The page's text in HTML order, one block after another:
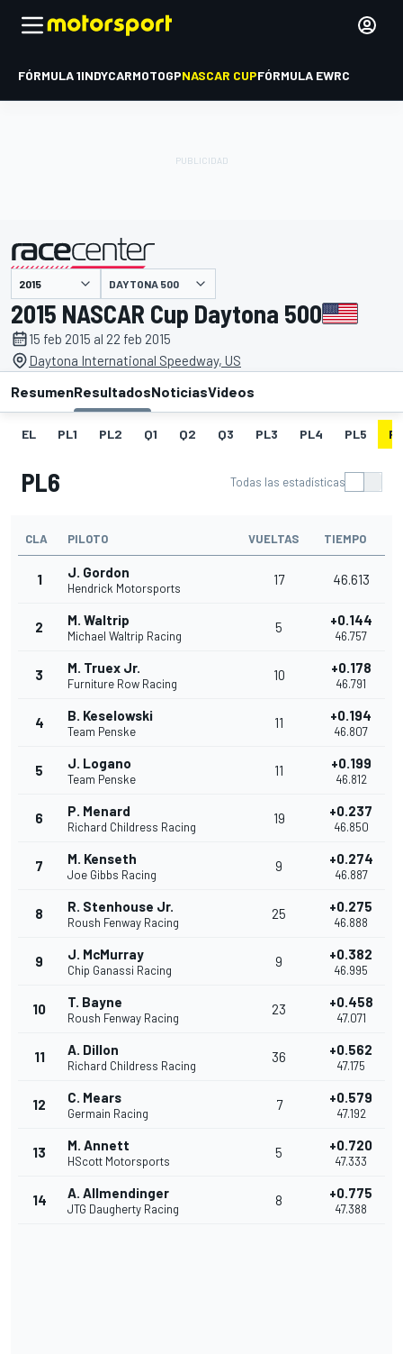
FÓRMULA 1INDYCARMOTOGPNASCAR CUPFÓRMULA EWRC
presentado por DAYTONA 500
2015 NASCAR Cup Daytona 500
15 feb 2015 al 22 feb 2015
Daytona International Speedway, US
ResumenResultadosNoticiasVideos
EL PL1 PL2 Q1 Q2 Q3 PL3 PL4 PL5
PL6 Todas las estadísticas
CLA PILOTO VUELTAS TIEMPO
1 J. Gordon
Hendrick Motorsports
17 46.613
2 M. Waltrip
Michael Waltrip Racing
5 +0.144
46.757
3 M. Truex Jr.
Furniture Row Racing
10 +0.178
46.791
4 B. Keselowski
Team Penske
11 +0.194
46.807
5 J. Logano
Team Penske
11 +0.199
46.812
6 P. Menard
Richard Childress Racing
19 +0.237
46.850
7 M. Kenseth
Joe Gibbs Racing
9 +0.274
46.887
8 R. Stenhouse Jr.
Roush Fenway Racing
25 +0.275
46.888
9 J. McMurray
Chip Ganassi Racing
9 +0.382
46.995
10 T. Bayne
Roush Fenway Racing
23 +0.458
47.071
11 A. Dillon
Richard Childress Racing
36 +0.562
47.175
12 C. Mears
Germain Racing
7 +0.579
47.192
13 M. Annett
HScott Motorsports
5 +0.720
47.333
14 A. Allmendinger
JTG Daugherty Racing
8 +0.775
47.388